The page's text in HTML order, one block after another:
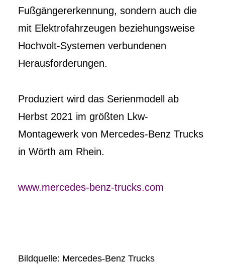
Fußgängererkennung, sondern auch die
mit Elektrofahrzeugen beziehungsweise
Hochvolt-Systemen verbundenen
Herausforderungen.
Produziert wird das Serienmodell ab
Herbst 2021 im größten Lkw-
Montagewerk von Mercedes-Benz Trucks
in Wörth am Rhein.
www.mercedes-benz-trucks.com
Bildquelle: Mercedes-Benz Trucks